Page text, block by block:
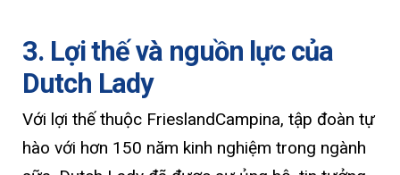
3. Lợi thế và nguồn lực của
Dutch Lady
Với lợi thế thuộc FrieslandCampina, tập đoàn tự
hào với hơn 150 năm kinh nghiệm trong ngành